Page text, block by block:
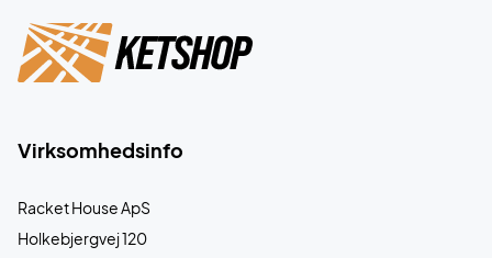
Virksomhedsinfo
Racket House ApS
Holkebjergvej 120